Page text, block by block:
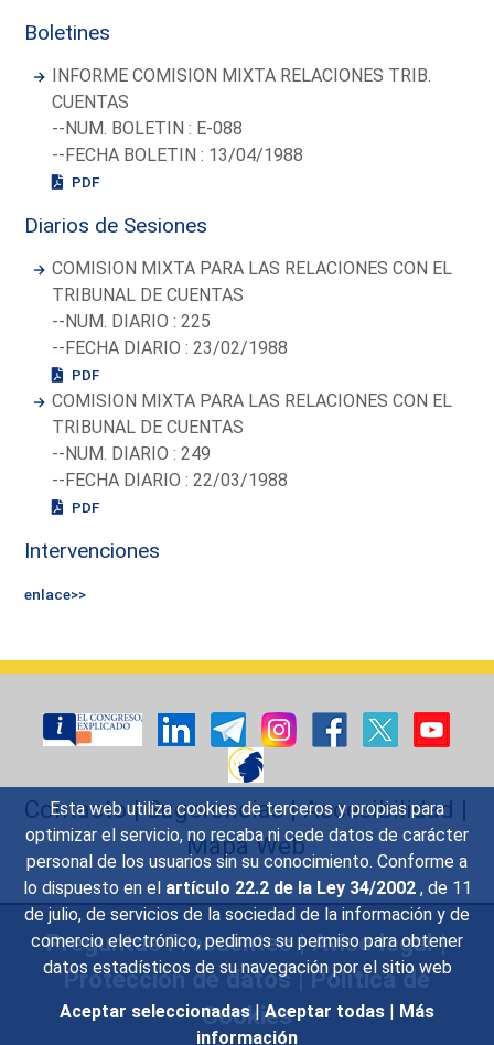
Esta web utiliza cookies de terceros y propias para
optimizar el servicio, no recaba ni cede datos de carácter
personal de los usuarios sin su conocimiento. Conforme a
lo dispuesto en el artículo 22.2 de la Ley 34/2002 , de 11
de julio, de servicios de la sociedad de la información y de
comercio electrónico, pedimos su permiso para obtener
datos estadísticos de su navegación por el sitio web
Aceptar seleccionadas | Aceptar todas | Más
información
Boletines
INFORME COMISION MIXTA RELACIONES TRIB.
CUENTAS
--NUM. BOLETIN : E-088
--FECHA BOLETIN : 13/04/1988
PDF
Diarios de Sesiones
COMISION MIXTA PARA LAS RELACIONES CON EL
TRIBUNAL DE CUENTAS
--NUM. DIARIO : 225
--FECHA DIARIO : 23/02/1988
PDF
COMISION MIXTA PARA LAS RELACIONES CON EL
TRIBUNAL DE CUENTAS
--NUM. DIARIO : 249
--FECHA DIARIO : 22/03/1988
PDF
Intervenciones
enlace>>
Contacto|Sugerencias|Accesibilidad |
Mapa Web
Preguntas Frecuentes|Aviso legal|
Protección de datos|Política de
Cookies